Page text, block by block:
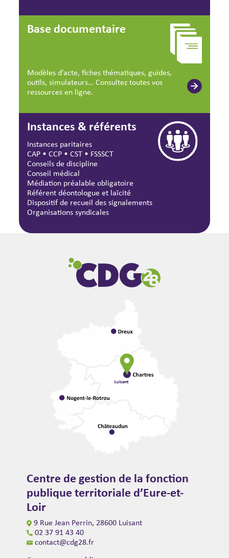
Base documentaire
Modèles d’acte, fiches thématiques, guides,
outils, simulateurs… Consultez toutes vos
ressources en ligne.
Instances & référents
Instances paritaires
CAP •CCP •CST • FSSSCT
Conseils de discipline
Conseil médical
Médiation préalable obligatoire
Référent déontologue et laïcité
Dispositif de recueil des signalements
Organisations syndicales
Centre de gestion de la fonction
publique territoriale d’Eure-et-
Loir
9 Rue Jean Perrin, 28600 Luisant
02 37 91 43 40
contact@cdg28.fr